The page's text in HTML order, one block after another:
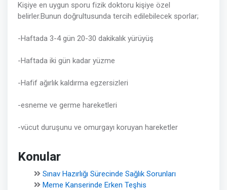
Kişiye en uygun sporu fizik doktoru kişiye özel
belirler.Bunun doğrultusunda tercih edilebilecek sporlar;
-Haftada 3-4 gün 20-30 dakikalık yürüyüş
-Haftada iki gün kadar yüzme
-Hafif ağırlık kaldırma egzersizleri
-esneme ve germe hareketleri
-vücut duruşunu ve omurgayı koruyan hareketler
Konular
Sınav Hazırlığı Sürecinde Sağlık Sorunları
Meme Kanserinde Erken Teşhis